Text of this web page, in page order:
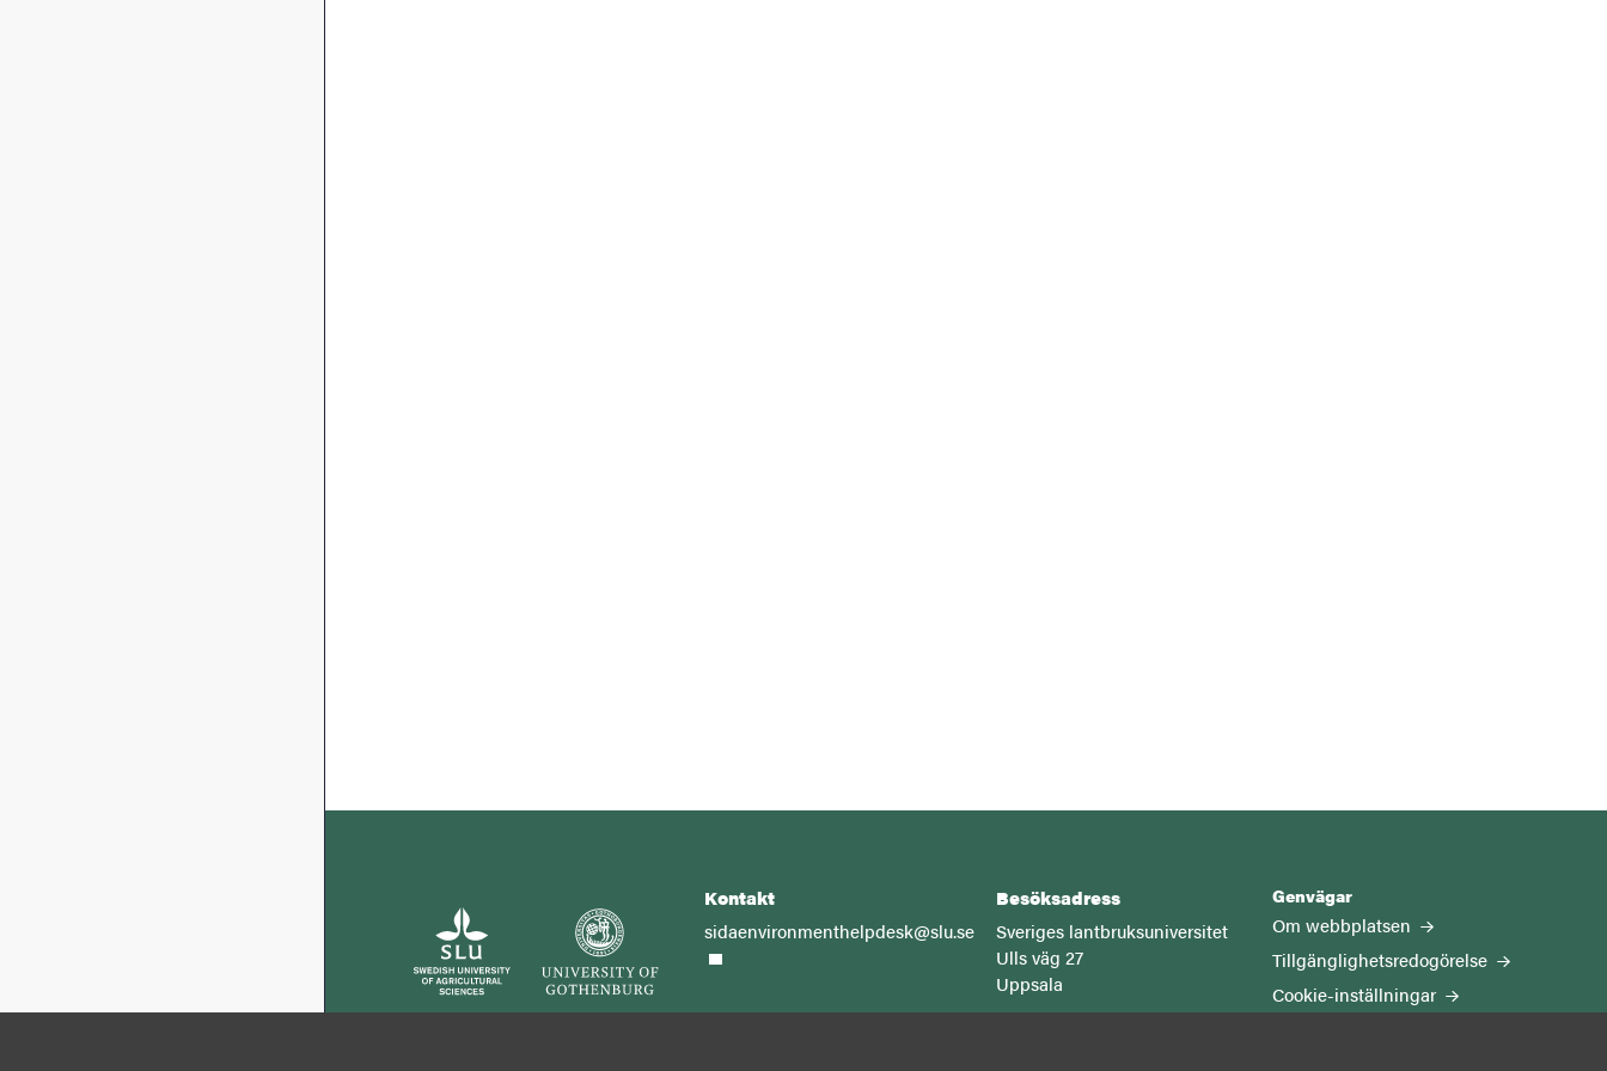
Kontakt
sidaenvironmenthelpdesk@slu.se
Besöksadress
Sveriges lantbruksuniversitet
Ulls väg 27
Uppsala
Genvägar
Om webbplatsen
Tillgänglighetsredogörelse
Cookie-inställningar